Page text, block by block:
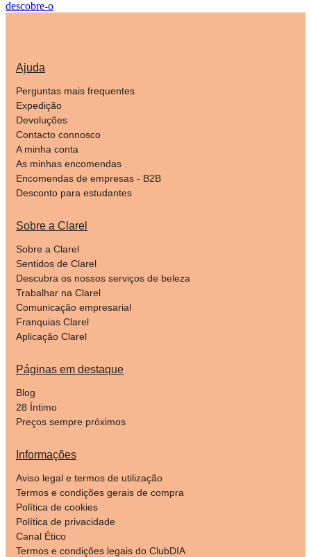
descobre-o
Ajuda
Perguntas mais frequentes
Expedição
Devoluções
Contacto connosco
A minha conta
As minhas encomendas
Encomendas de empresas - B2B
Desconto para estudantes
Sobre a Clarel
Sobre a Clarel
Sentidos de Clarel
Descubra os nossos serviços de beleza
Trabalhar na Clarel
Comunicação empresarial
Franquias Clarel
Aplicação Clarel
Páginas em destaque
Blog
28 Íntimo
Preços sempre próximos
Informações
Aviso legal e termos de utilização
Termos e condições gerais de compra
Política de cookies
Política de privacidade
Canal Ético
Termos e condições legais do ClubDIA